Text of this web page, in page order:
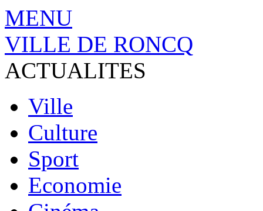
MENU
VILLE DE RONCQ
ACTUALITES
Ville
Culture
Sport
Economie